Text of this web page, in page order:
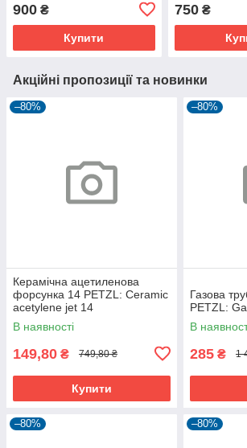
900 ₴
Купити
750₴
Акційні пропозиції та новинки
–80%
Керамічна ацетиленова
форсунка 14 PETZL: Ceramic
acetylene jet 14
В наявності
149,80 ₴ 749,80 ₴
Купити
–80%
Газова
PETZL:
В
285 ₴ 1
–80% –80%